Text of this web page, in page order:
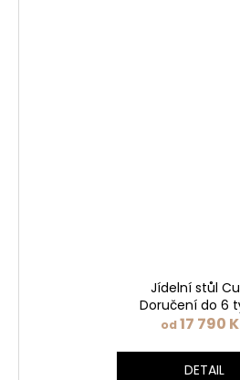
Jídelní stůl
Doručení do 6
od17 790
DETAIL